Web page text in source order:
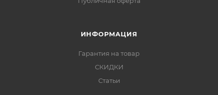
ИНФОРМАЦИЯ
Гарантия на товар
СКИДКИ
Статьи